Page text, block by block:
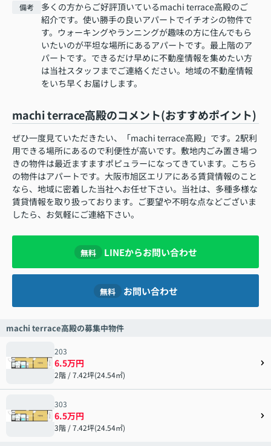
備考
多くの方からご好評頂いているmachi terrace高殿のご
紹介です。使い勝手の良いアパートでイチオシの物件で
す。ウォーキングやランニングが趣味の方に住んでもら
いたいのが平坦な場所にあるアパートです。最上階のア
パートです。できるだけ早めに不動産情報を集めたい方
は当社スタッフまでご連絡ください。地域の不動産情報
をいち早くお届けします。
machi terrace高殿のコメント(おすすめポイント)
ぜひ一度見ていただきたい、「machi terrace高殿」です。2駅利
用できる場所にあるので利便性が高いです。敷地内ごみ置き場つ
きの物件は最近ますますポピュラーになってきています。こちら
の物件はアパートです。大阪市旭区エリアにある賃貸情報のこと
なら、地域に密着した当社へお任せ下さい。当社は、多種多様な
賃貸情報を取り扱っております。ご要望や不明な点などございま
したら、お気軽にご連絡下さい。
無料 LINEからお問い合わせ
無料 お問い合わせ
machi terrace高殿の募集中物件
203
6.5万円
2階 / 7.42坪(24.54㎡)
303
6.5万円
3階 / 7.42坪(24.54㎡)